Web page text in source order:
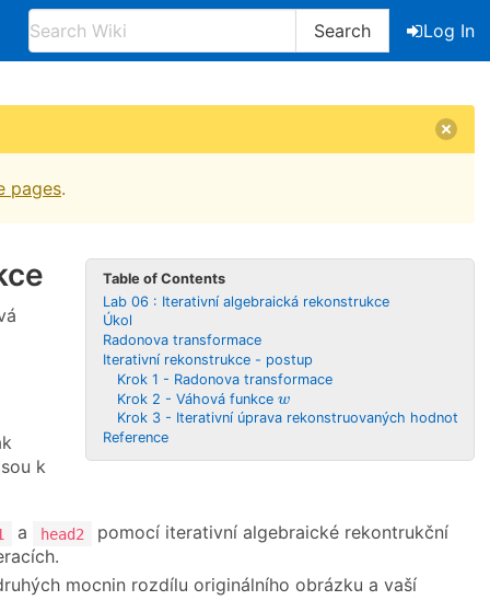
Search
Log In
pages.
Table of Contents
Lab 06 : Iterativní algebraická rekonstrukce
Úkol
Radonova transformace
Iterativní rekonstrukce - postup
Krok 1 - Radonova transformace
Krok 2 - Váhová funkce w
w
Krok 3 - Iterativní úprava rekonstruovaných hodnot
Reference
k
a head2
pomocí iterativní algebraické rekontrukční
mocnin rozdílu originálního obrázku a vaší